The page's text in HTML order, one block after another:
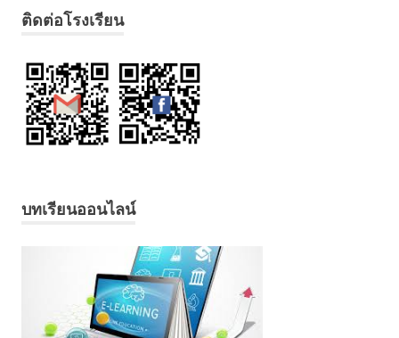
ติดต่อโรงเรียน
บทเรียนออนไลน์